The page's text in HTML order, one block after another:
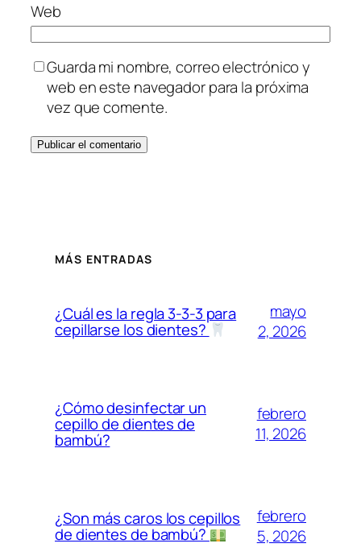
Web
Guarda mi nombre, correo electrónico y
web en este navegador para la próxima
vez que comente.
MÁS ENTRADAS
¿Cuál es la regla 3-3-3 para
cepillarse los dientes?
mayo
2, 2026
¿Cómo desinfectar un
cepillo de dientes de
bambú?
febrero
11, 2026
¿Son más caros los cepillos
de dientes de bambú?
febrero
5, 2026